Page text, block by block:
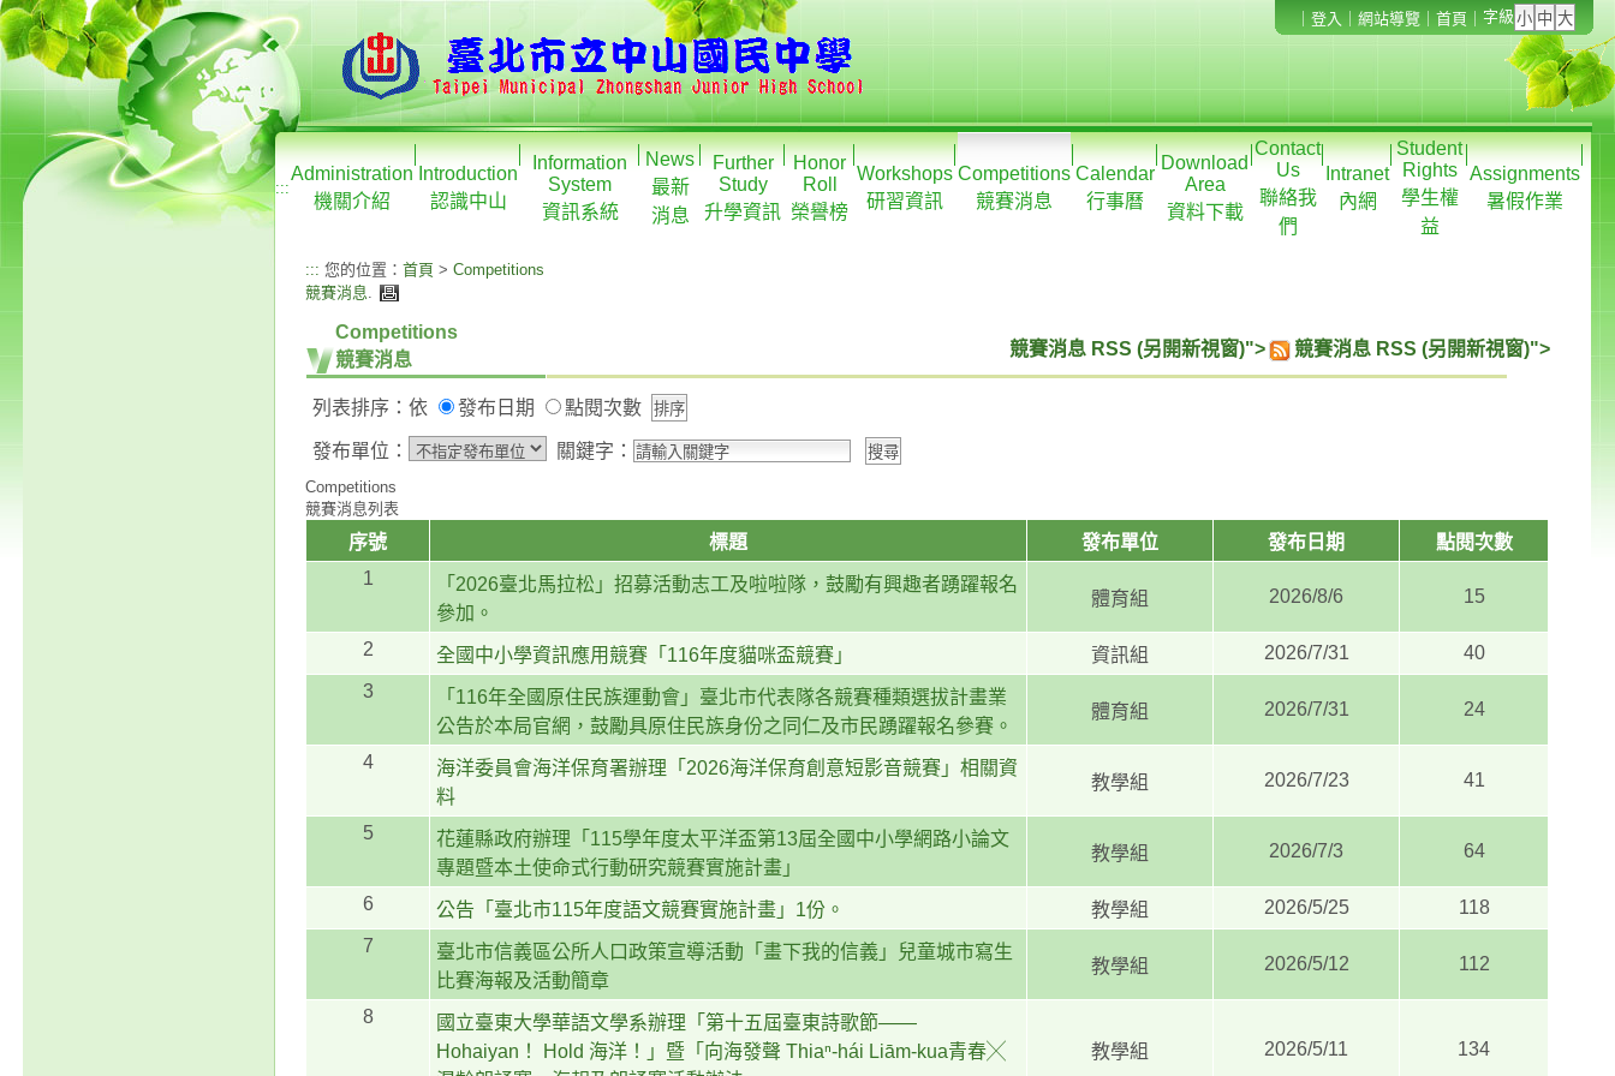
登入 網站導覽 首頁 字級
:::
Administration
機關介紹
Introduction
認識中山
Information
System
資訊系統
News
最新
消息
Further
Study
升學資訊
Honor
Roll
榮譽榜
Workshops
研習資訊
Competitions
競賽消息
Calendar
行事曆
Download
Area
資料下載
Contact
Us
聯絡我
們
Intranet
內網
Student
Rights
學生權
益
Assignments
暑假作業
::: 您的位置： 首頁 > Competitions
競賽消息.
Competitions
競賽消息
競賽消息 RSS (另開新視窗)"> 競賽消息 RSS (另開新視窗)">
列表排序：依 發布日期 點閱次數
發布單位： 關鍵字：
Competitions
競賽消息列表
序號 標題 發布單位 發布日期
點閱次數
1
「2026臺北馬拉松」招募活動志工及啦啦隊，鼓勵有興趣者踴躍報名
參加。
體育組 2026/8/6 15
2 全國中小學資訊應用競賽「116年度貓咪盃競賽」 資訊組 2026/7/31
40
3
「116年全國原住民族運動會」臺北市代表隊各競賽種類選拔計畫業
公告於本局官網，鼓勵具原住民族身份之同仁及市民踴躍報名參賽。
體育組 2026/7/31 24
4
海洋委員會海洋保育署辦理「2026海洋保育創意短影音競賽」相關資
料
教學組 2026/7/23 41
5
花蓮縣政府辦理「115學年度太平洋盃第13屆全國中小學網路小論文
專題暨本土使命式行動研究競賽實施計畫」
教學組 2026/7/3 64
6 公告「臺北市115年度語文競賽實施計畫」1份。 教學組 2026/5/25
118
7
臺北市信義區公所人口政策宣導活動「畫下我的信義」兒童城市寫生
比賽海報及活動簡章
教學組 2026/5/12 112
8
國立臺東大學華語文學系辦理「第十五屆臺東詩歌節——
Hohaiyan！ Hold 海洋！」暨「向海發聲 Thiaⁿ-hái Liām-kua青春╳
教學組 2026/5/11 134